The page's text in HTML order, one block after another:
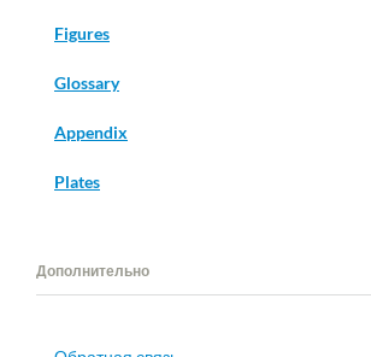
Figures
Glossary
Appendix
Plates
Дополнительно